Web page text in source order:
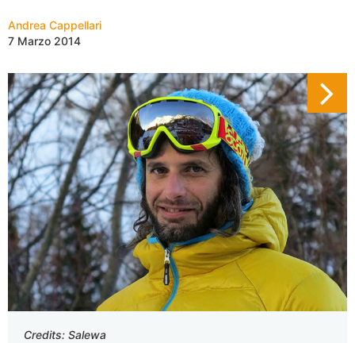
Andrea Cappellari
7 Marzo 2014
Credits: Salewa